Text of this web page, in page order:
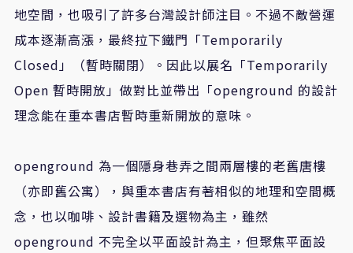
地空間，也吸引了許多台灣設計師注目。不過不敵營運
成本逐漸高漲，最終拉下鐵門「Temporarily
Closed」（暫時關閉）。因此以展名「Temporarily
Open 暫時開放」做對比並帶出「openground 的設計
理念能在重本書店暫時重新開放的意味。
openground 為一個隱身巷弄之間兩層樓的老舊唐樓
（亦即舊公寓），與重本書店有著相似的地理和空間概
念，也以咖啡、設計書籍及選物為主，雖然
openground 不完全以平面設計為主，但聚焦平面設